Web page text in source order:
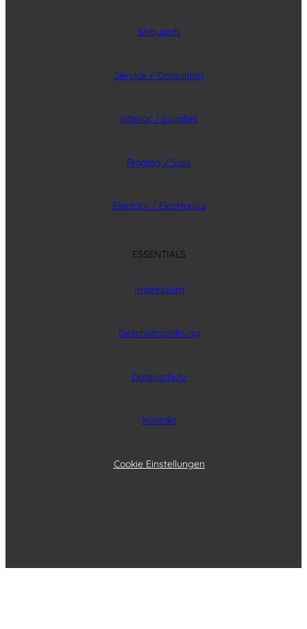
Shipyards
Service / Consulting
Interior / Supplies
Rigging / Sails
Electrics / Electronics
ESSENTIALS
Impressum
Geschäftsordnung
Datenschutz
Kontakt
Cookie Einstellungen